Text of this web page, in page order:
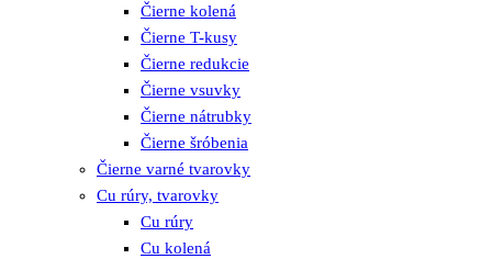
Čierne kolená
Čierne T-kusy
Čierne redukcie
Čierne vsuvky
Čierne nátrubky
Čierne šróbenia
Čierne varné tvarovky
Cu rúry, tvarovky
Cu rúry
Cu kolená